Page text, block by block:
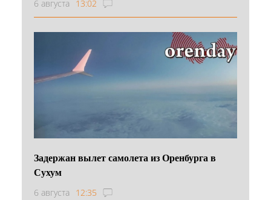
6 августа 13:02
Задержан вылет самолета из Оренбурга в
Сухум
6 августа 12:35